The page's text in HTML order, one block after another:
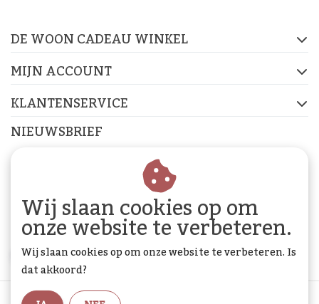
DE WOON CADEAU WINKEL
MIJN ACCOUNT
KLANTENSERVICE
NIEUWSBRIEF
Abonneer je op onze nieuwsbrief om op de hoogte te
ABONNEER
Wij slaan cookies op om
onze website te verbeteren.
Wij slaan cookies op om onze website te verbeteren. Is
dat akkoord?